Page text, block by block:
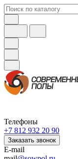
Телефоны
+7 812 932 20 90
Заказать звонок
E-mail